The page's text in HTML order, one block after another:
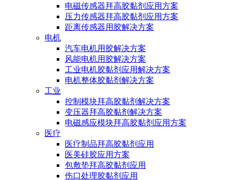
电磁传感器拜高胶黏剂应用方案
压力传感器拜高胶黏剂应用方案
距离传感器用胶解决方案
电机
汽车电机用胶解决方案
风能电机用胶解决方案
工业电机胶黏剂应用解决方案
电机整体胶黏剂解决方案
工业
控制模块拜高胶黏剂解决方案
变压器拜高胶黏剂解决方案
电磁感应模块拜高胶黏剂应用方案
医疗
医疗制品拜高胶黏剂应用
医美硅胶应用方案
包敷垫拜高胶黏剂应用
伤口处理胶黏剂应用